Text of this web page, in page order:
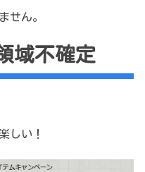
せん。
域不確定
しい！